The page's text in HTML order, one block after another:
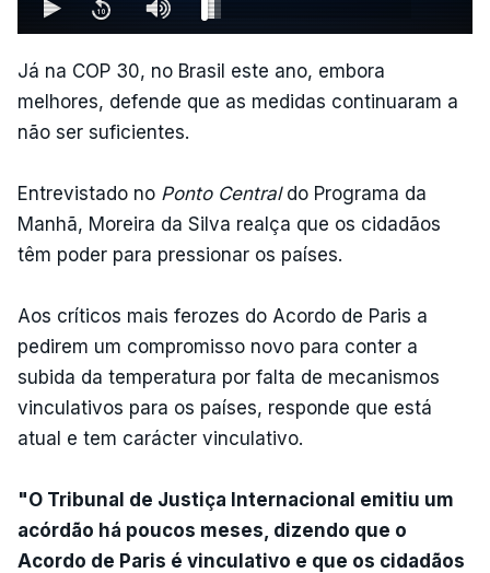
Já na COP 30, no Brasil este ano, embora
melhores, defende que as medidas continuaram a
não ser suficientes.
Entrevistado no Ponto Centraldo Programa da
Manhã, Moreira da Silva realça que os cidadãos
têm poder para pressionar os países.
Aos críticos mais ferozes do Acordo de Paris a
pedirem um compromisso novo para conter a
subida da temperatura por falta de mecanismos
vinculativos para os países, responde que está
atual e tem carácter vinculativo.
"O Tribunal de Justiça Internacional emitiu um
acórdão há poucos meses, dizendo que o
Acordo de Paris é vinculativo e que os cidadãos